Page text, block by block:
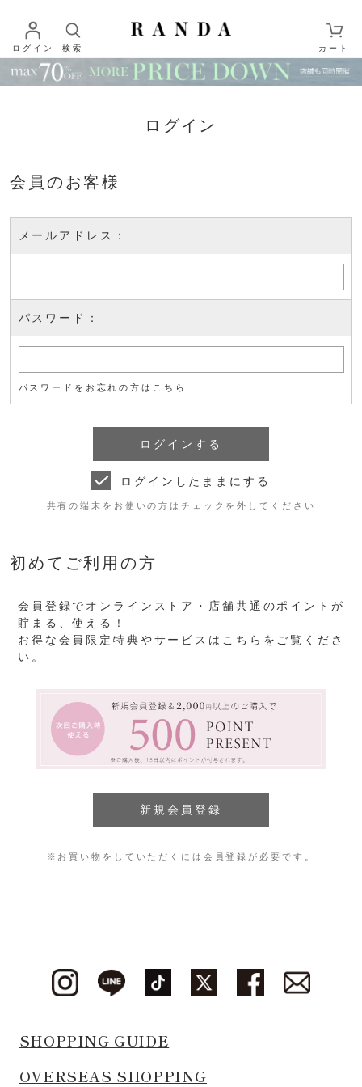
ログイン 検索 カート
ログイン
会員のお客様
メールアドレス：
パスワード：
パスワードをお忘れの方はこちら
ログインしたままにする
共有の端末をお使いの方はチェックを外してください
初めてご利用の方
会員登録でオンラインストア・店舗共通のポイントが
貯まる、使える！
お得な会員限定特典やサービスは こちら をご覧くださ
い。
※お買い物をしていただくには会員登録が必要です。
SHOPPING GUIDE
OVERSEAS SHOPPING